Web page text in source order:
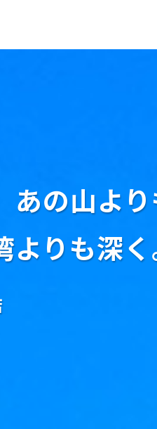
の山より
りも深く